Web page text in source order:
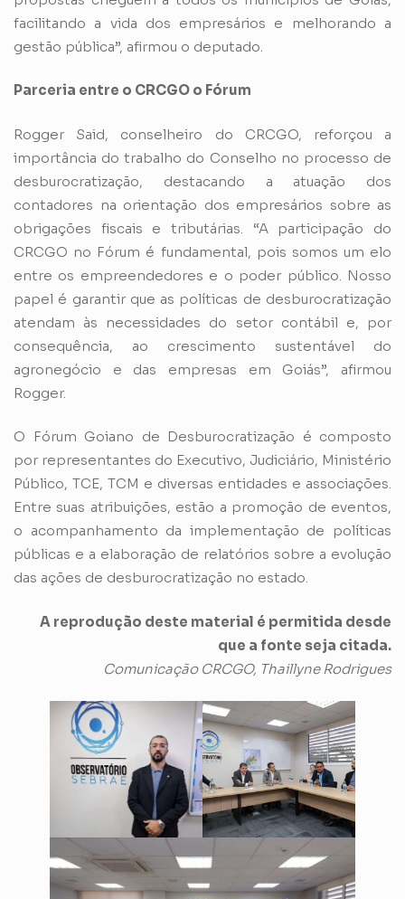
facilitando a vida dos empresários e melhorando a
gestão pública”, afirmou o deputado.
Parceria entre o CRCGO o Fórum
Rogger Said, conselheiro do CRCGO, reforçou a
importância do trabalho do Conselho no processo de
desburocratização, destacando a atuação dos
contadores na orientação dos empresários sobre as
obrigações fiscais e tributárias. “A participação do
CRCGO no Fórum é fundamental, pois somos um elo
entre os empreendedores e o poder público. Nosso
papel é garantir que as políticas de desburocratização
atendam às necessidades do setor contábil e, por
consequência, ao crescimento sustentável do
agronegócio e das empresas em Goiás”, afirmou
Rogger.
O Fórum Goiano de Desburocratização é composto
por representantes do Executivo, Judiciário, Ministério
Público, TCE, TCM e diversas entidades e associações.
Entre suas atribuições, estão a promoção de eventos,
o acompanhamento da implementação de políticas
públicas e a elaboração de relatórios sobre a evolução
das ações de desburocratização no estado.
A reprodução deste material é permitida desde
que a fonte seja citada.
Comunicação CRCGO, Thaillyne Rodrigues